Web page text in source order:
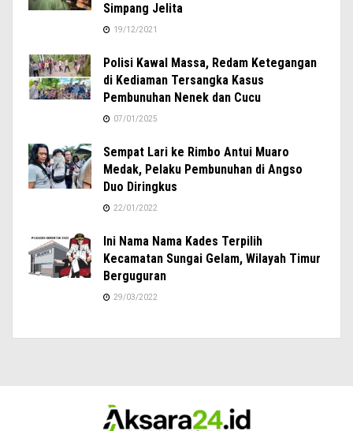
Simpang Jelita
19/12/2021
Polisi Kawal Massa, Redam Ketegangan
di Kediaman Tersangka Kasus
Pembunuhan Nenek dan Cucu
07/01/2025
Sempat Lari ke Rimbo Antui Muaro
Medak, Pelaku Pembunuhan di Angso
Duo Diringkus
22/01/2022
Ini Nama Nama Kades Terpilih
Kecamatan Sungai Gelam, Wilayah Timur
Berguguran
29/03/2022